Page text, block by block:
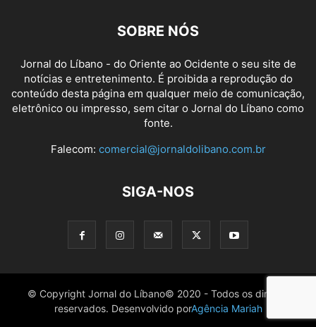
SOBRE NÓS
Jornal do Líbano - do Oriente ao Ocidente o seu site de
notícias e entretenimento. É proibida a reprodução do
conteúdo desta página em qualquer meio de comunicação,
eletrônico ou impresso, sem citar o Jornal do Líbano como
fonte.
Falecom: comercial@jornaldolibano.com.br
SIGA-NOS
© Copyright Jornal do Líbano© 2020 - Todos os direitos
reservados. Desenvolvido porAgência Mariah